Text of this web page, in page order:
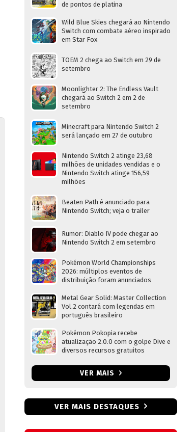
de pontos de platina
Wild Blue Skies chegará ao Nintendo
Switch com combate aéreo inspirado
em Star Fox
TOEM 2 chega ao Switch em 29 de
setembro
Moonlighter 2: The Endless Vault
chegará ao Switch 2 em 2 de
setembro
Minecraft para Nintendo Switch 2
será lançado em 27 de outubro
Nintendo Switch 2 atinge 23,68
milhões de unidades vendidas e o
Nintendo Switch atinge 156,59
milhões
Beaten Path é anunciado para
Nintendo Switch; veja o trailer
Rumor: Diablo IV pode chegar ao
Nintendo Switch 2 em setembro
Pokémon World Championships
2026: múltiplos eventos de
distribuição foram anunciados
Metal Gear Solid: Master Collection
Vol.2 contará com legendas em
português brasileiro
Pokémon Pokopia recebe
atualização 2.0.0 com o golpe Dive e
diversos recursos gratuitos
VER MAIS
VER MAIS DESTAQUES